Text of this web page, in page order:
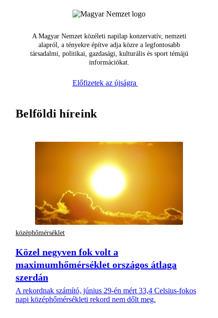
A Magyar Nemzet közéleti napilap konzervatív, nemzeti
alapról, a tényekre építve adja közre a legfontosabb
társadalmi, politikai, gazdasági, kulturális és sport témájú
információkat.
Előfizetek az újságra
Belföldi híreink
középhőmérséklet
Közel negyven fok volt a
maximumhőmérséklet országos átlaga
szerdán
A rekordnak számító, június 29-én mért 33,4 Celsius-fokos
napi középhőmérsékleti rekord nem dőlt meg.